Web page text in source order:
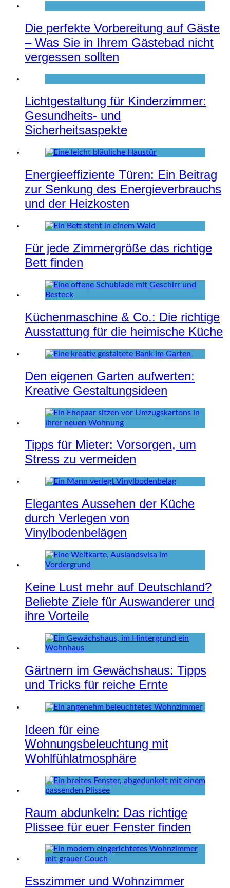
Die perfekte Vorbereitung auf Gäste
– Was Sie in Ihrem Gästebad nicht
vergessen sollten
Lichtgestaltung für Kinderzimmer:
Gesundheits- und
Sicherheitsaspekte
Energieeffiziente Türen: Ein Beitrag
zur Senkung des Energieverbrauchs
und der Heizkosten
Für jede Zimmergröße das richtige
Bett finden
Küchenmaschine & Co.: Die richtige
Ausstattung für die heimische Küche
Den eigenen Garten aufwerten:
Kreative Gestaltungsideen
Tipps für Mieter: Vorsorgen, um
Stress zu vermeiden
Elegantes Aussehen der Küche
durch Verlegen von
Vinylbodenbelägen
Keine Lust mehr auf Deutschland?
Beliebte Ziele für Auswanderer und
ihre Vorteile
Gärtnern im Gewächshaus: Tipps
und Tricks für reiche Ernte
Ideen für eine
Wohnungsbeleuchtung mit
Wohlfühlatmosphäre
Raum abdunkeln: Das richtige
Plissee für euer Fenster finden
Esszimmer und Wohnzimmer